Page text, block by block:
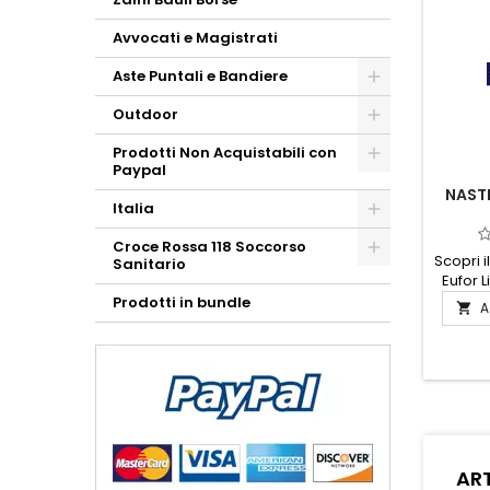
Avvocati e Magistrati
Aste Puntali e Bandiere
Outdoor
Prodotti Non Acquistabili con
Paypal
Italia
Croce Rossa 118 Soccorso
Sanitario
Prodotti in bundle
Scopri
Eufor
